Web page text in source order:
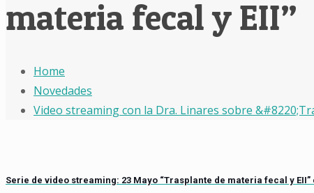
materia fecal y EII”
Home
Novedades
Video streaming con la Dra. Linares sobre
Serie de video streaming: 23 Mayo “Trasplante de materia fecal y